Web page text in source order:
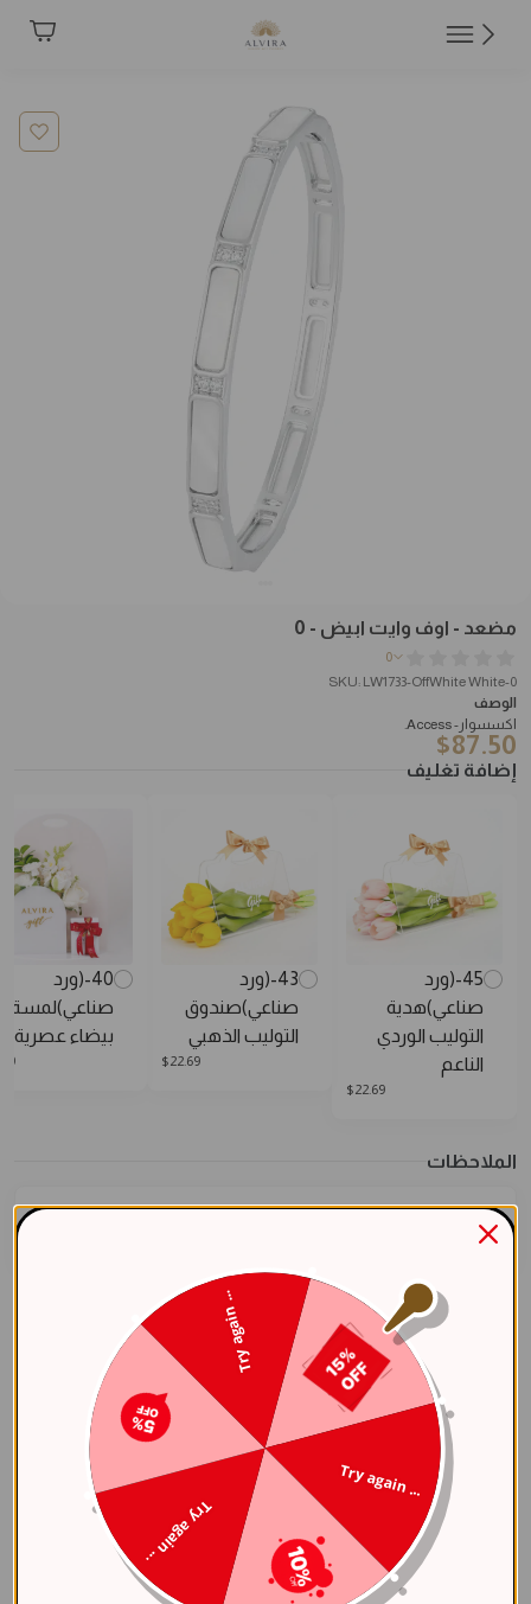
مضعد - اوف وايت ابيض - 0
0
SKU: LW1733-OffWhite White-0
الوصف
اكسسوار- Access.
87.50
$
إضافة تغليف
45-(ورد
صناعي)هدية
التوليب الوردي
الناعم
22.69
$
43-(ورد
صناعي)صندوق
التوليب الذهبي
22.69
$
40-(ورد
صناعي)لمسة
بيضاء عصرية
الملاحظات
مشاركة العنصر
مواصفات
اللون الأساسي فضي
Try again ...
Try again ...
Try again ...